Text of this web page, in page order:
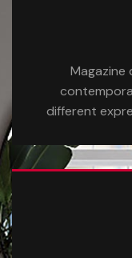
Magazine
different